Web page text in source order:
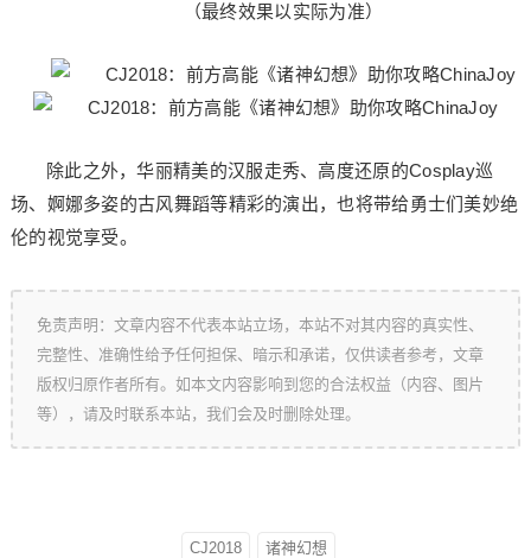
（最终效果以实际为准）
除此之外，华丽精美的汉服走秀、高度还原的Cosplay巡
场、婀娜多姿的古风舞蹈等精彩的演出，也将带给勇士们美妙绝
伦的视觉享受。
免责声明：文章内容不代表本站立场，本站不对其内容的真实性、
完整性、准确性给予任何担保、暗示和承诺，仅供读者参考，文章
版权归原作者所有。如本文内容影响到您的合法权益（内容、图片
等），请及时联系本站，我们会及时删除处理。
CJ2018 诸神幻想